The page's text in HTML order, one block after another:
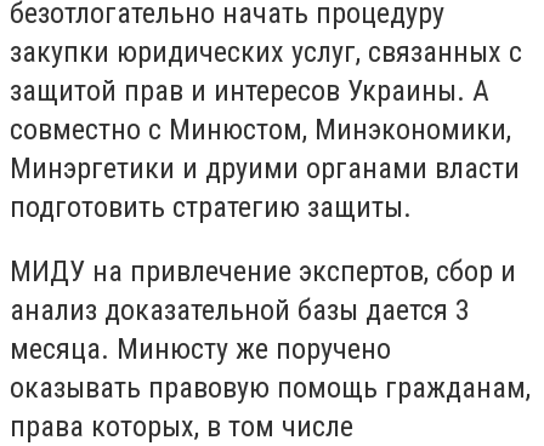
безотлогательно начать процедуру
закупки юридических услуг, связанных с
защитой прав и интересов Украины. А
совместно с Минюстом, Минэкономики,
Минэргетики и друими органами власти
подготовить стратегию защиты.
МИДУ на привлечение экспертов, сбор и
анализ доказательной базы дается 3
месяца. Минюсту же поручено
оказывать правовую помощь гражданам,
права которых, в том числе